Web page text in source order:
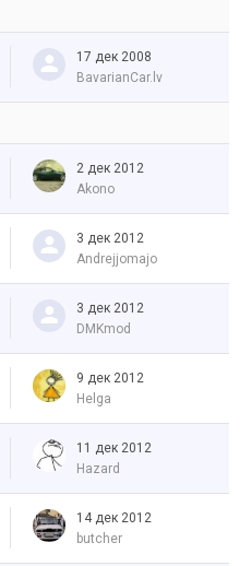
17 дек 2008
BavarianCar.lv
2 дек 2012
Akono
3 дек 2012
Andrejjomajo
3 дек 2012
DMKmod
9 дек 2012
Helga
11 дек 2012
Hazard
14 дек 2012
butcher